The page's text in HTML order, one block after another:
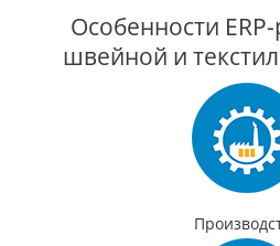
Особенности
швейной и